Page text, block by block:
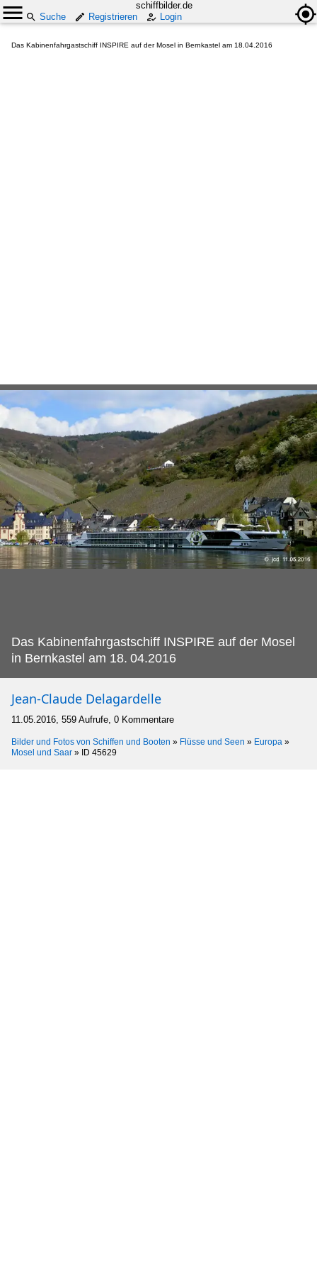
schiffbilder.de
Suche
Registrieren Login
Das Kabinenfahrgastschiff INSPIRE auf der Mosel in Bernkastel am 18.04.2016
Das Kabinenfahrgastschiff INSPIRE auf der Mosel
in Bernkastel am 18. 04.2016
Jean-Claude Delagardelle
11.05.2016, 559 Aufrufe, 0 Kommentare
Bilder und Fotos von Schiffen und Booten » Flüsse und Seen » Europa »
Mosel und Saar » ID 45629